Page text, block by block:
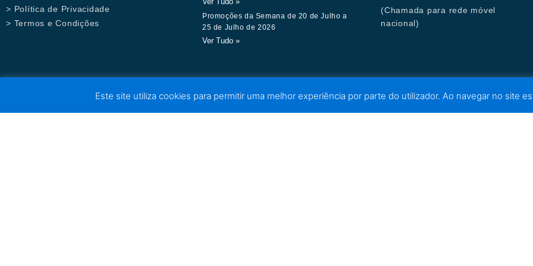
> Política de Privacidade
> Termos e Condições
Promoções da Semana de 20 de Julho a
25 de Julho de 2026
Ver Tudo »
(Chamada para rede móvel
nacional)
Este site utiliza cookies para permitir uma melhor experiência por parte do utilizador. Ao navegar no site